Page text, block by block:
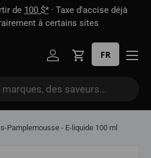
de 100 $*· Taxe d'accise déjà
à certains sites
Se connecter
Panier
FR
Pamplemousse - E-liquide 100 ml